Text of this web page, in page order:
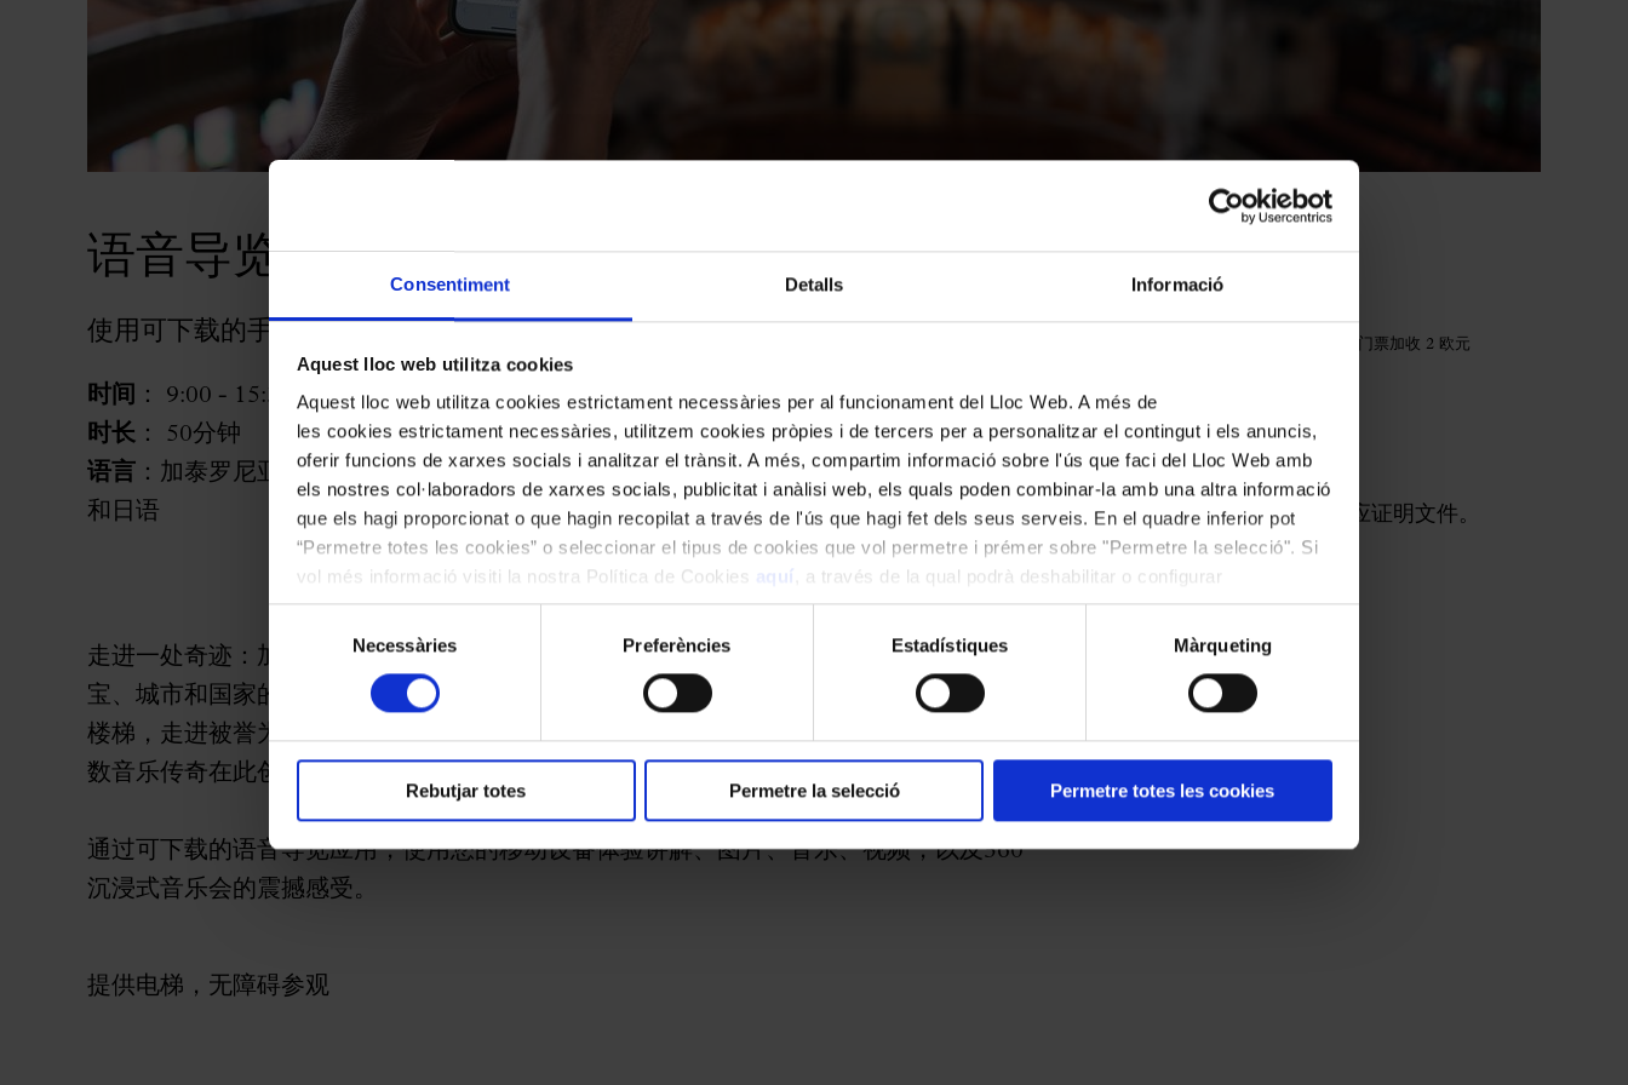
Consentiment Detalls Informació
Aquest lloc web utilitza cookies
Aquest lloc web utilitza cookies estrictament necessàries per al funcionament del Lloc Web. A més de
les cookies estrictament necessàries, utilitzem cookies pròpies i de tercers per a personalitzar el contingut i els anuncis,
oferir funcions de xarxes socials i analitzar el trànsit. A més, compartim informació sobre l'ús que faci del Lloc Web amb
els nostres col·laboradors de xarxes socials, publicitat i anàlisi web, els quals poden combinar-la amb una altra informació
que els hagi proporcionat o que hagin recopilat a través de l'ús que hagi fet dels seus serveis. En el quadre inferior pot
“Permetre totes les cookies” o seleccionar el tipus de cookies que vol permetre i prémer sobre "Permetre la selecció". Si
vol més informació visiti la nostra Política de Cookies aquí
, a través de la qual podrà deshabilitar o configurar
les cookies en qualsevol moment.
de
consentiment
Necessàries Preferències Estadístiques Màrqueting
Rebutjar totes Permetre la selecció Permetre totes les cookies
语音导览参观
使用可下载的手机语音导览参观音乐宫
时间 ： 9:00 - 15:30
时长 ： 50分钟
语言 ：加泰罗尼亚语、西班牙语、英语、法语、意大利语、韩语、德语、中文、葡萄牙语
和日语
走进一处奇迹：加泰罗尼亚音乐宫，这座联合国教科文组织认定的世界遗产。一座建筑瑰
宝、城市和国家的象征中心，以及音乐的殿堂。参观路线将带您踏上通往音乐厅的标志性
楼梯，走进被誉为现代主义百科全书的米利特厅，以及光影与色彩交织的观众大厅——无
数音乐传奇在此创造了历史。
通过可下载的语音导览应用，使用您的移动设备体验讲解、图片、音乐、视频，以及360º
沉浸式音乐会的震撼感受。
提供电梯，无障碍参观
避免排队｜售票处价格：每张门票加收 2 欧元
包含语音导览。
须自备耳机
所有折扣均需出示相应证明文件。
规划参观：
如何前往音乐宫
在哪里可以买票
参观规定